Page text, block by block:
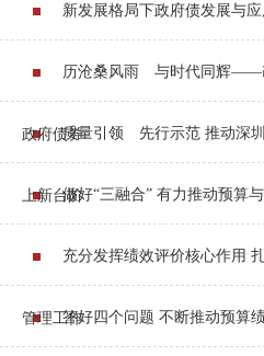
新发展格局下政府债发展与
历沧桑风雨 与时代同辉——
政府债券质量引领 先行示范 推动深
上新台阶做好“三融合” 有力推动预算
充分发挥绩效评价核心作用
管理工作答好四个问题 不断推动预算